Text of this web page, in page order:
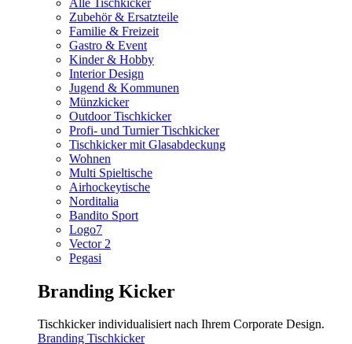
Zubehör & Ersatzteile
Familie & Freizeit
Gastro & Event
Kinder & Hobby
Interior Design
Jugend & Kommunen
Münzkicker
Outdoor Tischkicker
Profi- und Turnier Tischkicker
Tischkicker mit Glasabdeckung
Wohnen
Multi Spieltische
Airhockeytische
Norditalia
Bandito Sport
Logo7
Vector 2
Pegasi
Branding Kicker
Tischkicker individualisiert nach Ihrem Corporate Design.
Branding Tischkicker